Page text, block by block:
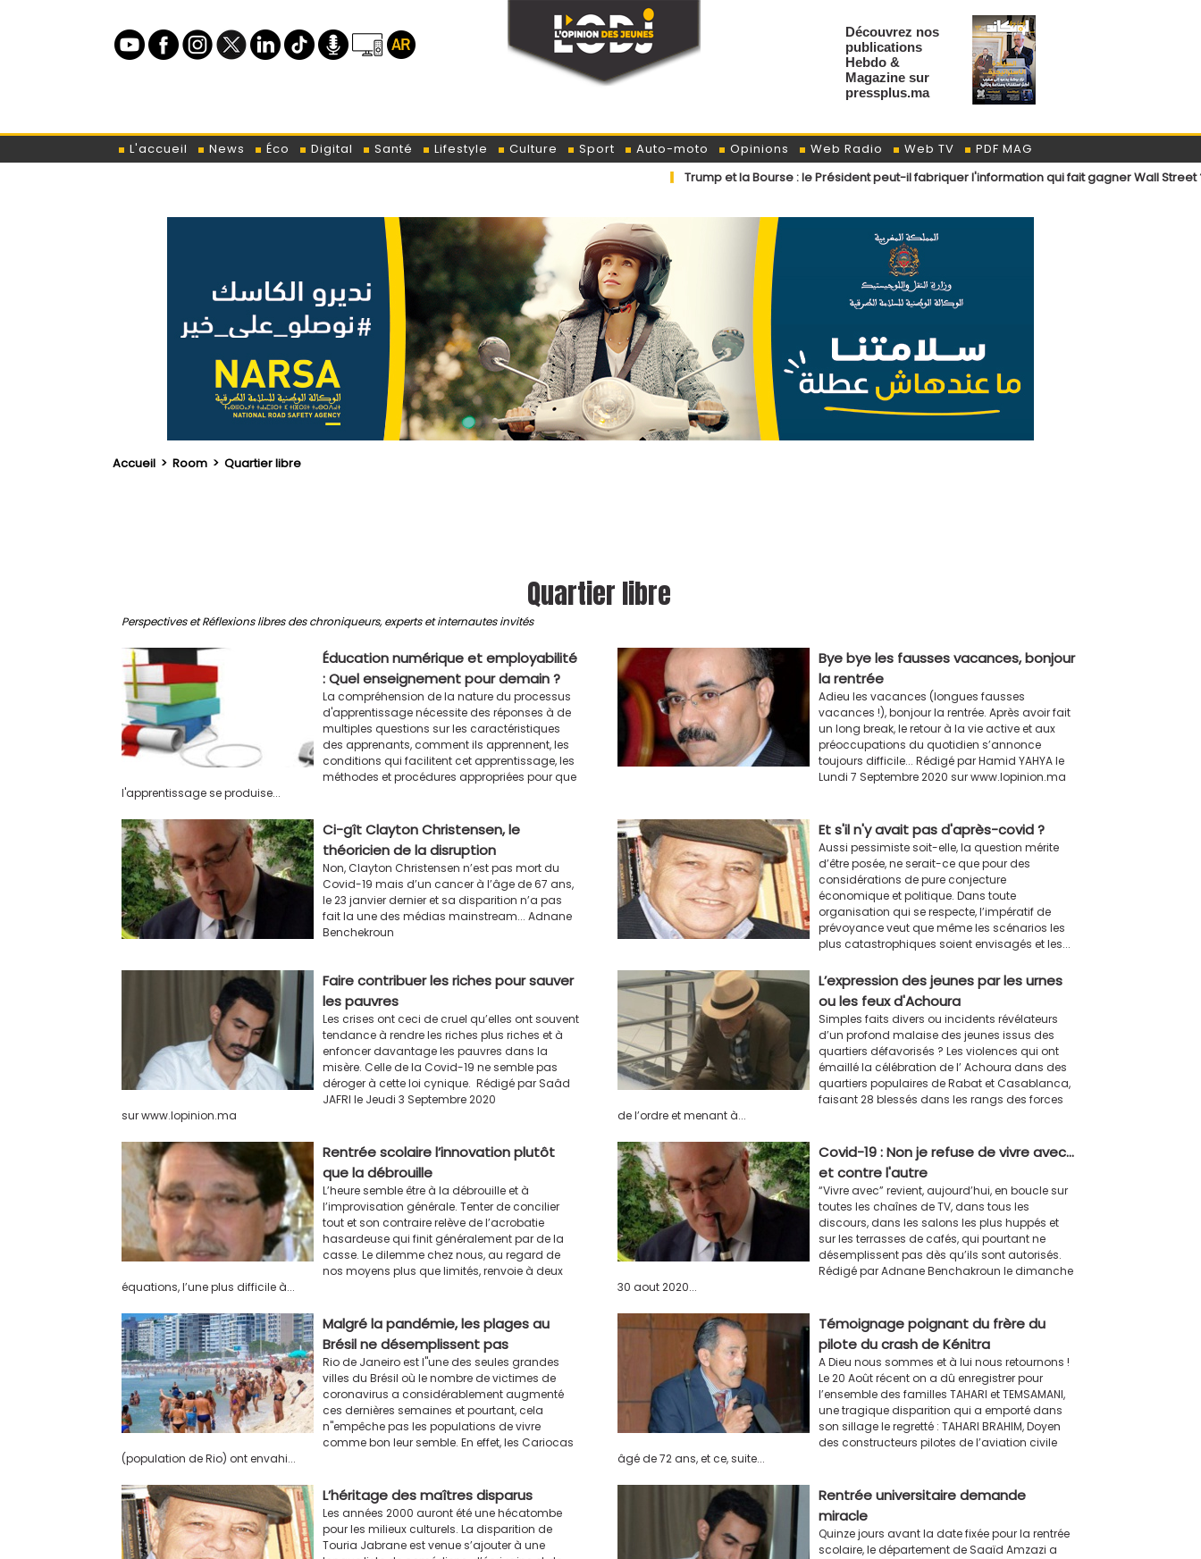
Découvrez nos
publications
Hebdo &
Magazine sur
pressplus.ma
L'accueil News Éco Digital Santé Lifestyle Culture Sport Auto-moto Opinions Web Radio Web TV
PDF MAG
Trump et la Bourse : le Président peut-il fabriquer l'information qui fait gagner Wall Street ?
Accueil > Room > Quartier libre
Quartier libre
Perspectives et Réflexions libres des chroniqueurs, experts et internautes invités
Éducation numérique et employabilité
: Quel enseignement pour demain ?
La compréhension de la nature du processus
d'apprentissage nécessite des réponses à de
multiples questions sur les caractéristiques
des apprenants, comment ils apprennent, les
conditions qui facilitent cet apprentissage, les
méthodes et procédures appropriées pour que
l'apprentissage se produise...
Bye bye les fausses vacances, bonjour
la rentrée
Adieu les vacances (longues fausses
vacances !), bonjour la rentrée. Après avoir fait
un long break, le retour à la vie active et aux
préoccupations du quotidien s’annonce
toujours difficile... Rédigé par Hamid YAHYA le
Lundi 7 Septembre 2020 sur www.lopinion.ma
Ci-gît Clayton Christensen, le
théoricien de la disruption
Non, Clayton Christensen n’est pas mort du
Covid-19 mais d’un cancer à l’âge de 67 ans,
le 23 janvier dernier et sa disparition n’a pas
fait la une des médias mainstream... Adnane
Benchekroun
Et s'il n'y avait pas d'après-covid ?
Aussi pessimiste soit-elle, la question mérite
d’être posée, ne serait-ce que pour des
considérations de pure conjecture
économique et politique. Dans toute
organisation qui se respecte, l’impératif de
prévoyance veut que même les scénarios les
plus catastrophiques soient envisagés et les...
Faire contribuer les riches pour sauver
les pauvres
Les crises ont ceci de cruel qu’elles ont souvent
tendance à rendre les riches plus riches et à
enfoncer davantage les pauvres dans la
misère. Celle de la Covid-19 ne semble pas
déroger à cette loi cynique. Rédigé par Saâd
JAFRI le Jeudi 3 Septembre 2020
sur www.lopinion.ma
L’expression des jeunes par les urnes
ou les feux d'Achoura
Simples faits divers ou incidents révélateurs
d’un profond malaise des jeunes issus des
quartiers défavorisés ? Les violences qui ont
émaillé la célébration de l’ Achoura dans des
quartiers populaires de Rabat et Casablanca,
faisant 28 blessés dans les rangs des forces
de l’ordre et menant à...
Rentrée scolaire l’innovation plutôt
que la débrouille
L’heure semble être à la débrouille et à
l’improvisation générale. Tenter de concilier
tout et son contraire relève de l’acrobatie
hasardeuse qui finit généralement par de la
casse. Le dilemme chez nous, au regard de
nos moyens plus que limités, renvoie à deux
équations, l’une plus difficile à...
Covid-19 : Non je refuse de vivre avec…
et contre l'autre
“Vivre avec” revient, aujourd’hui, en boucle sur
toutes les chaînes de TV, dans tous les
discours, dans les salons les plus huppés et
sur les terrasses de cafés, qui pourtant ne
désemplissent pas dès qu’ils sont autorisés.
Rédigé par Adnane Benchakroun le dimanche
30 aout 2020...
Malgré la pandémie, les plages au
Brésil ne désemplissent pas
Rio de Janeiro est l''une des seules grandes
villes du Brésil où le nombre de victimes de
coronavirus a considérablement augmenté
ces dernières semaines et pourtant, cela
n''empêche pas les populations de vivre
comme bon leur semble. En effet, les Cariocas
(population de Rio) ont envahi...
Témoignage poignant du frère du
pilote du crash de Kénitra
A Dieu nous sommes et à lui nous retournons !
Le 20 Août récent on a dû enregistrer pour
l’ensemble des familles TAHARI et TEMSAMANI,
une tragique disparition qui a emporté dans
son sillage le regretté : TAHARI BRAHIM, Doyen
des constructeurs pilotes de l’aviation civile
âgé de 72 ans, et ce, suite...
L’héritage des maîtres disparus
Les années 2000 auront été une hécatombe
pour les milieux culturels. La disparition de
Touria Jabrane est venue s’ajouter à une
Rentrée universitaire demande
miracle
Quinze jours avant la date fixée pour la rentrée
scolaire, le département de Saaïd Amzazi a